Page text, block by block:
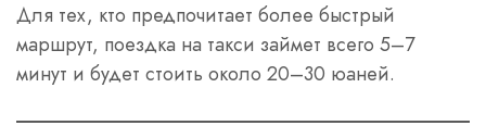
Для тех, кто предпочитает более быстрый
маршрут, поездка на такси займет всего 5–7
минут и будет стоить около 20–30 юаней.